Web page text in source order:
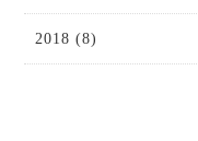
2018 (8)